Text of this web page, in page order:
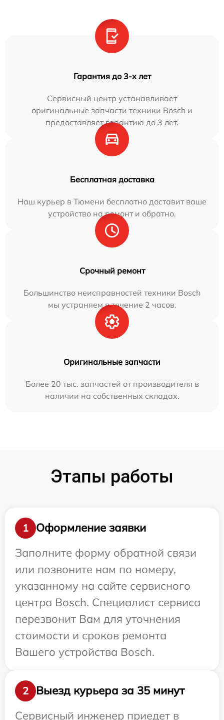
Гарантия до 3-х лет
Сервисный центр устанавливает
оригинальные запчасти техники Bosch и
предоставляет гарантию до 3 лет.
Бесплатная доставка
Наш курьер в Тюмени бесплатно доставит ваше
устройство на ремонт и обратно.
Срочный ремонт
Большинство неисправностей техники Bosch
мы устраняем в течение 2 часов.
Оригинальные запчасти
Более 20 тыс. запчастей от производителя в
наличии на собственных складах.
Этапы работы
1
Оформление заявки
Заполните форму обратной связи
или позвоните нам по номеру,
указанному на сайте сервисного
центра Bosch. Специалист сервиса
перезвонит Вам для уточнения
стоимости и сроков ремонта
Вашего устройства Bosch.
2
Выезд курьера за 35 минут
Сервисный инженер приедет в